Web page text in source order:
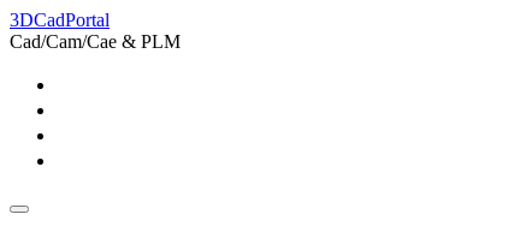
3DCadPortal
Cad/Cam/Cae & PLM